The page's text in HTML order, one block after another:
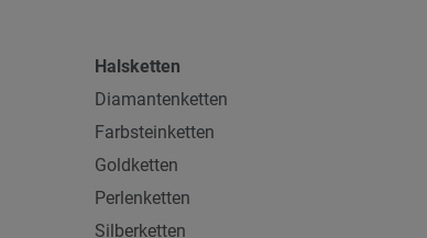
Halsketten
Diamantenketten
Farbsteinketten
Goldketten
Perlenketten
Silberketten